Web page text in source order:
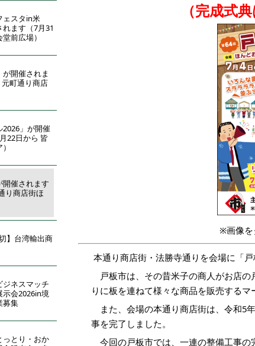
ェスタin米
ます（7月31
前広場）
が開催されま
町通り商店
2026」が開催
22日から 皆
開催されます
り商店街ほ
】台湾輸出商
ジネスマッチ
示会2026in境
募集
っとり・おか
（完成式
※画像を
本通り商店街・法勝寺通りを会場に「
戸板市は、その昔米子の商人がお店の
りに板を連ねて様々な商品を販売するマ
また、会場の本通り商店街は、令和5
事を完了しました。
今回の戸板市では、一連の整備工事の